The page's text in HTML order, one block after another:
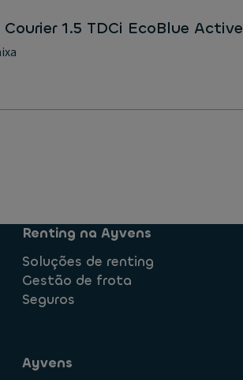
1.5 TDCi EcoBlue Active
Renting na Ayvens
Soluções de renting
Gestão de frota
Seguros
Ayvens